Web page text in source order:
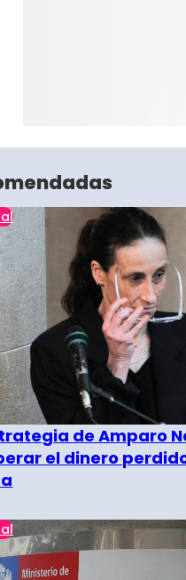
de Amparo
el dinero